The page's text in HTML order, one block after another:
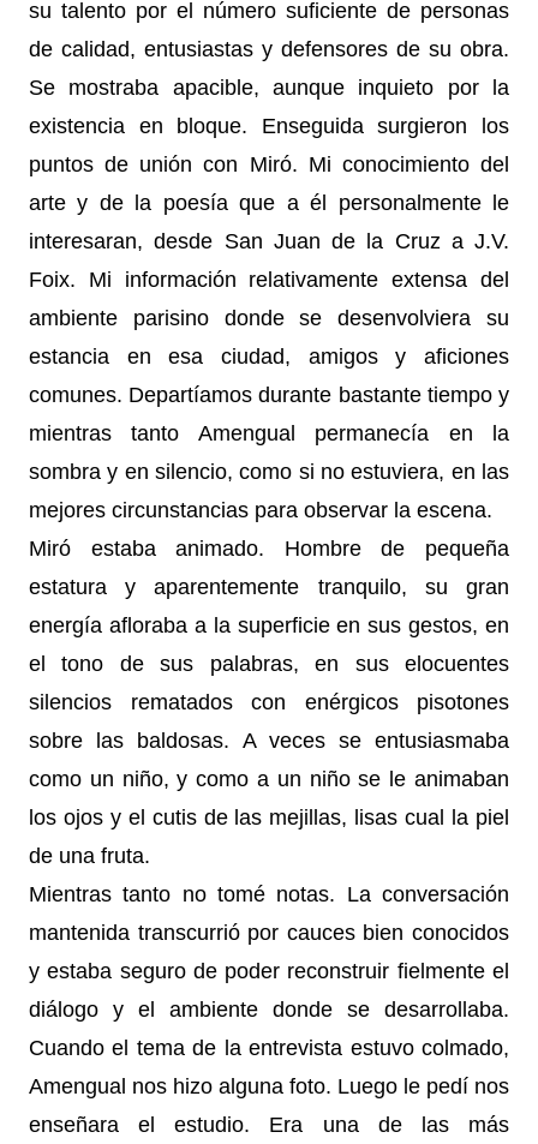
su talento por el número suficiente de personas
de calidad, entusiastas y defensores de su obra.
Se mostraba apacible, aunque inquieto por la
existencia en bloque. Enseguida surgieron los
puntos de unión con Miró. Mi conocimiento del
arte y de la poesía que a él personalmente le
interesaran, desde San Juan de la Cruz a J.V.
Foix. Mi información relativamente extensa del
ambiente parisino donde se desenvolviera su
estancia en esa ciudad, amigos y aficiones
comunes. Departíamos durante bastante tiempo y
mientras tanto Amengual permanecía en la
sombra y en silencio, como si no estuviera, en las
mejores circunstancias para observar la escena.
Miró estaba animado. Hombre de pequeña
estatura y aparentemente tranquilo, su gran
energía afloraba a la superficie en sus gestos, en
el tono de sus palabras, en sus elocuentes
silencios rematados con enérgicos pisotones
sobre las baldosas. A veces se entusiasmaba
como un niño, y como a un niño se le animaban
los ojos y el cutis de las mejillas, lisas cual la piel
de una fruta.
Mientras tanto no tomé notas. La conversación
mantenida transcurrió por cauces bien conocidos
y estaba seguro de poder reconstruir fielmente el
diálogo y el ambiente donde se desarrollaba.
Cuando el tema de la entrevista estuvo colmado,
Amengual nos hizo alguna foto. Luego le pedí nos
enseñara el estudio. Era una de las más